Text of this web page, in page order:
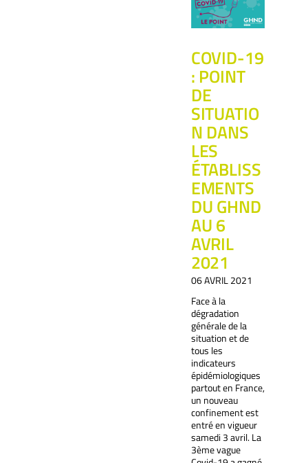
COVID-19
: POINT
DE
SITUATIO
N DANS
LES
ÉTABLISS
EMENTS
DU GHND
AU 6
AVRIL
2021
06 AVRIL 2021
Face à la
dégradation
générale de la
situation et de
tous les
indicateurs
épidémiologiques
partout en France,
un nouveau
confinement est
entré en vigueur
samedi 3 avril. La
3ème vague